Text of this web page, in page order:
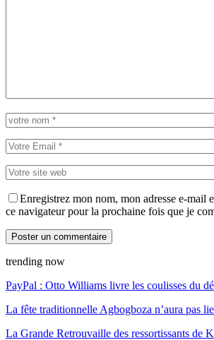
Enregistrez mon nom, mon adresse e-mail
ce navigateur pour la prochaine fois que je
trending now
PayPal : Otto Williams livre les coulisses du
La fête traditionnelle Agbogboza n’aura pas
La Grande Retrouvaille des ressortissants de